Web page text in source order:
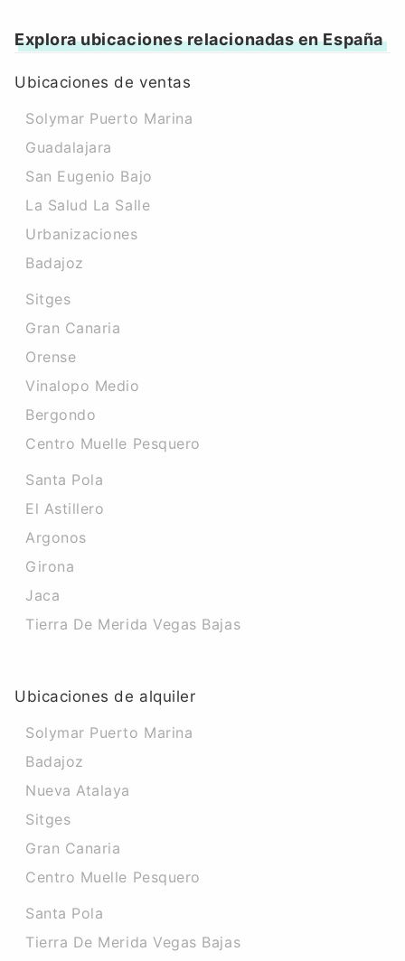
Explora ubicaciones relacionadas en España
Ubicaciones de ventas
Solymar Puerto Marina
Guadalajara
San Eugenio Bajo
La Salud La Salle
Urbanizaciones
Badajoz
Sitges
Gran Canaria
Orense
Vinalopo Medio
Bergondo
Centro Muelle Pesquero
Santa Pola
El Astillero
Argonos
Girona
Jaca
Tierra De Merida Vegas Bajas
Ubicaciones de alquiler
Solymar Puerto Marina
Badajoz
Nueva Atalaya
Sitges
Gran Canaria
Centro Muelle Pesquero
Santa Pola
Tierra De Merida Vegas Bajas